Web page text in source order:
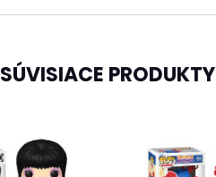
SÚVISIACE PRODUKTY